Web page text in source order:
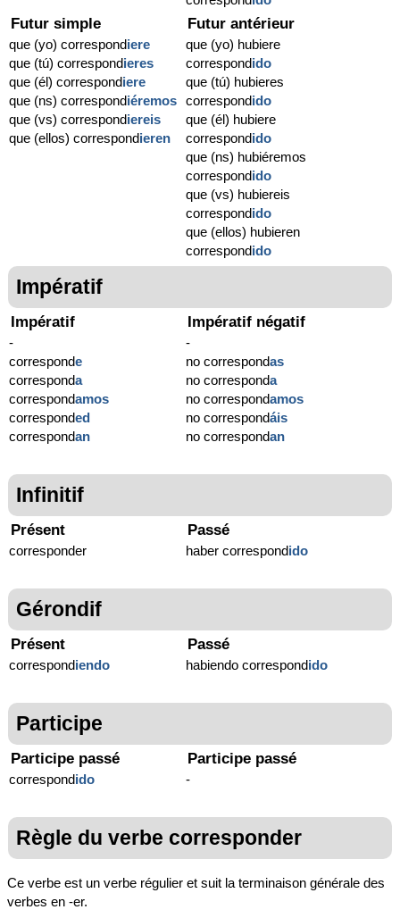
Futur simple
que (yo) correspondiere
que (tú) correspondieres
que (él) correspondiere
que (ns) correspondiéremos
que (vs) correspondiereis
que (ellos) correspondieren
Futur antérieur
que (yo) hubiere
correspondido
que (tú) hubieres
correspondido
que (él) hubiere
correspondido
que (ns) hubiéremos
correspondido
que (vs) hubiereis
correspondido
que (ellos) hubieren
correspondido
Impératif
Impératif
-
corresponde
corresponda
correspondamos
corresponded
correspondan
Impératif négatif
-
no correspondas
no corresponda
no correspondamos
no correspondáis
no correspondan
Infinitif
Présent
corresponder
Passé
haber correspondido
Gérondif
Présent
correspondiendo
Passé
habiendo correspondido
Participe
Participe passé
correspondido
Participe passé
-
Règle du verbe corresponder
Ce verbe est un verbe régulier et suit la terminaison générale des
verbes en -er.